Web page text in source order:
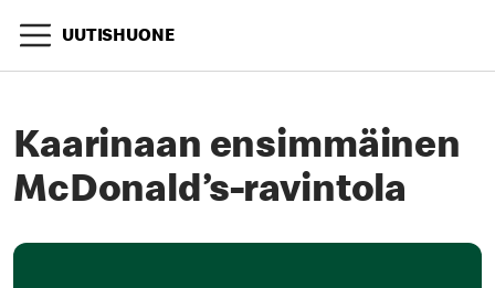
UUTISHUONE
Kaarinaan ensimmäinen
McDonald’s-ravintola